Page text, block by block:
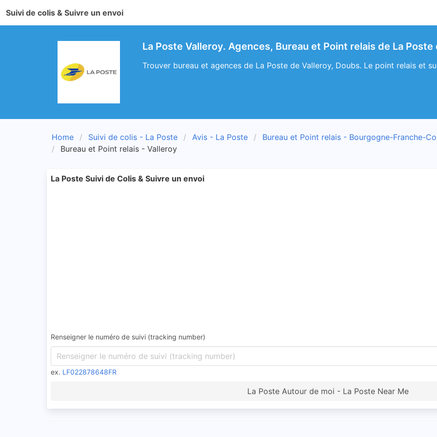
Suivi de colis & Suivre un envoi
La Poste Valleroy. Agences, Bureau et Point relais de La Poste
Trouver bureau et agences de La Poste de Valleroy, Doubs. Le point relais et
Home Suivi de colis - La Poste Avis - La Poste
Bureau et Point relais - Bourgogne-Franche-
Bureau et Point relais - Valleroy
La Poste Suivi de Colis & Suivre un envoi
Renseigner le numéro de suivi (tracking number)
ex. LF022878648FR
La Poste Autour de moi - La Poste Near Me